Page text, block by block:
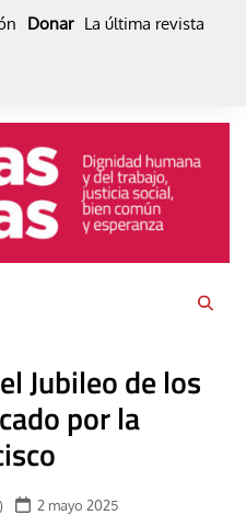
Donar La última revista
Jubileo de los
por la
2 mayo 2025